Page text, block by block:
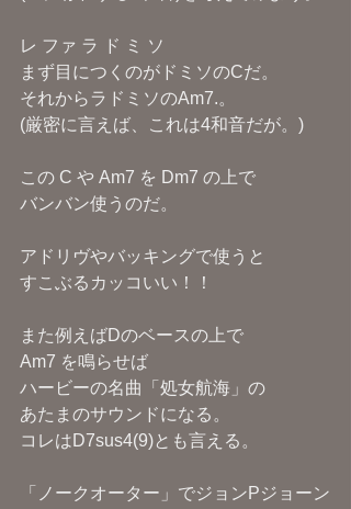
レ ファ ラ ド ミ ソ
まず目につくのがドミソのCだ。
それからラドミソのAm7.。
(厳密に言えば、これは4和音だが。)
この C や Am7 を Dm7 の上で
バンバン使うのだ。
アドリヴやバッキングで使うと
すこぶるカッコいい！！
また例えばDのベースの上で
Am7 を鳴らせば
ハービーの名曲「処女航海」の
あたまのサウンドになる。
コレはD7sus4(9)とも言える。
「ノークオーター」でジョンPジョーン